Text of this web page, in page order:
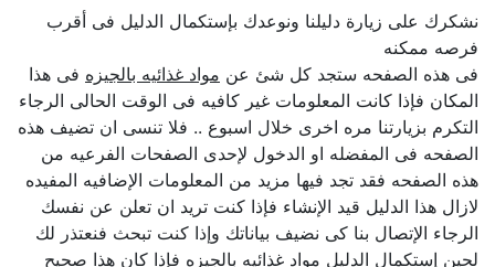
نشكرك على زيارة دليلنا ونوعدك بإستكمال الدليل فى أقرب
فرصه ممكنه
فى هذه الصفحه ستجد كل شئ عنمواد غذائيه بالجيزهفى هذا
المكان فإذا كانت المعلومات غير كافيه فى الوقت الحالى الرجاء
التكرم بزيارتنا مره اخرى خلال اسبوع .. فلا تنسى ان تضيف هذه
الصفحه فى المفضله او الدخول لإحدى الصفحات الفرعيه من
هذه الصفحه فقد تجد فيها مزيد من المعلومات الإضافيه المفيده
لازال هذا الدليل قيد الإنشاء فإذا كنت تريد ان تعلن عن نفسك
الرجاء الإتصال بنا كى نضيف بياناتك وإذا كنت تبحث فنعتذر لك
لحين إستكمال الدليل مواد غذائيه بالجيزه فإذا كان هذا صحيح